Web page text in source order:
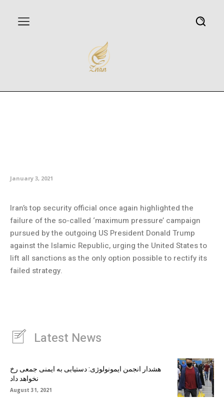
January 3, 2021
Iran’s top security official once again highlighted the
failure of the so-called ‘maximum pressure’ campaign
pursued by the outgoing US President Donald Trump
against the Islamic Republic, urging the United States to
lift all sanctions as the only option possible to rectify its
failed strategy.
Latest News
هشدار انجمن ایمونولوژی: دستیابی به ایمنی جمعی رخ
نخواهد داد
August 31, 2021